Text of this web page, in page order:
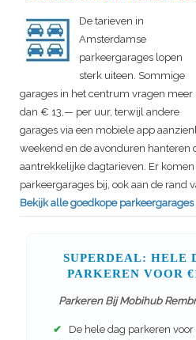
De tarieven in
Amsterdamse
parkeergarages lopen
sterk uiteen. Sommige
garages in het centrum vragen meer
dan € 13,— per uur, terwijl andere
garages via een mobiele app
weekend en de avonduren hanteren
aantrekkelijke dagtarieven. Er
parkeergarages bij, ook aan de rand
Bekijk alle goedkope
SUPERDEAL: HELE
PARKEREN VOOR
Parkeren Bij Mobihub
✔
De hele dag parkeren voor